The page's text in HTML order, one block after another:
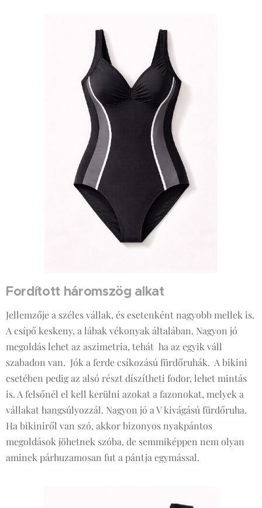
Fordított háromszög alkat
Jellemzője a széles vállak, és esetenként nagyobb mellek is.
A csípő keskeny, a lábak vékonyak általában. Nagyon jó
megoldás lehet az aszimetria, tehát ha az egyik váll
szabadon van. Jók a ferde csíkozású fürdőruhák. A bikini
esetében pedig az alsó részt díszítheti fodor, lehet mintás
is. A felsőnél el kell kerülni azokat a fazonokat, melyek a
vállakat hangsúlyozzál. Nagyon jó a V kivágású fürdőruha.
Ha bikiniről van szó, akkor bizonyos nyakpántos
megoldások jöhetnek szóba, de semmiképpen nem olyan
aminek párhuzamosan fut a pántja egymással.